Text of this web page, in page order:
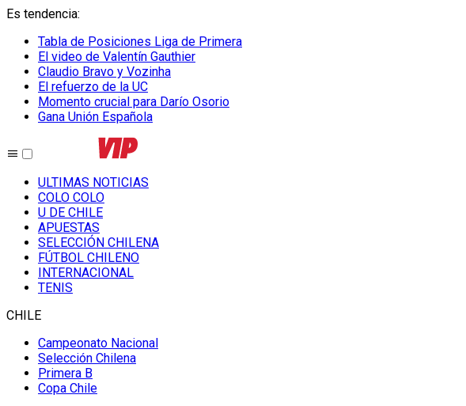
Es tendencia:
Tabla de Posiciones Liga de Primera
El video de Valentín Gauthier
Claudio Bravo y Vozinha
El refuerzo de la UC
Momento crucial para Darío Osorio
Gana Unión Española
ULTIMAS NOTICIAS
COLO COLO
U DE CHILE
APUESTAS
SELECCIÓN CHILENA
FÚTBOL CHILENO
INTERNACIONAL
TENIS
CHILE
Campeonato Nacional
Selección Chilena
Primera B
Copa Chile